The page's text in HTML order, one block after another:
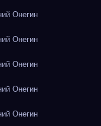
Онегин
Онегин
Онегин
Онегин
Онегин